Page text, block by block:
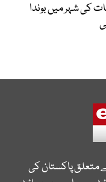
کی شہر میں بوندا
متعلق پاکستان کی